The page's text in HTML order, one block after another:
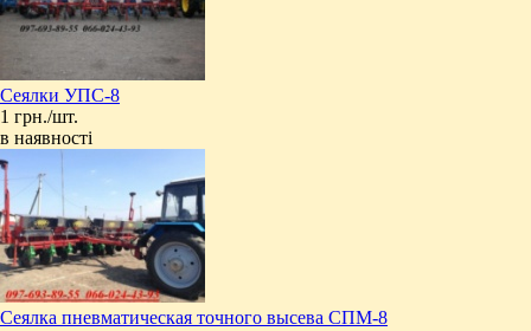
Сеялки УПС-8
1 грн./шт.
в наявності
Сеялка пневматическая точного высева СПМ-8